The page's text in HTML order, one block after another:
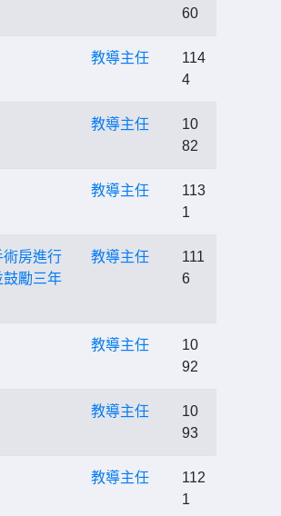
60
教導主任
114
4
教導主任
10
82
教導主任
113
1
術房進行
鼓勵三年
教導主任
111
6
教導主任
10
92
教導主任
10
93
教導主任
112
1